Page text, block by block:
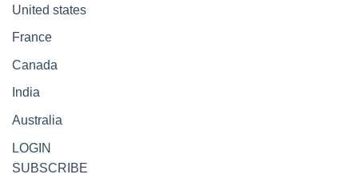
United states
France
Canada
India
Australia
LOGIN
SUBSCRIBE